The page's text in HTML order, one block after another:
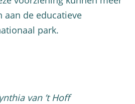
aan de educatieve
park.
van ’t Hoff